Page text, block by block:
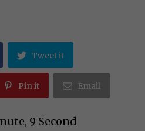
Tweet it
Pin it Email
9 Second